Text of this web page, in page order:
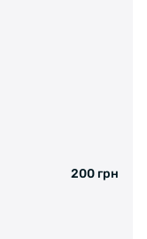
– это в
200 грн